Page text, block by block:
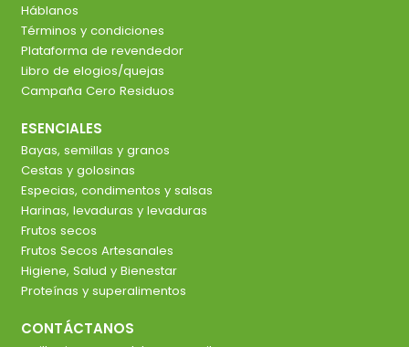
Háblanos
Términos y condiciones
Plataforma de revendedor
Libro de elogios/quejas
Campaña Cero Residuos
ESENCIALES
Bayas, semillas y granos
Cestas y golosinas
Especias, condimentos y salsas
Harinas, levaduras y levaduras
Frutos secos
Frutos Secos Artesanales
Higiene, Salud y Bienestar
Proteínas y superalimentos
CONTÁCTANOS